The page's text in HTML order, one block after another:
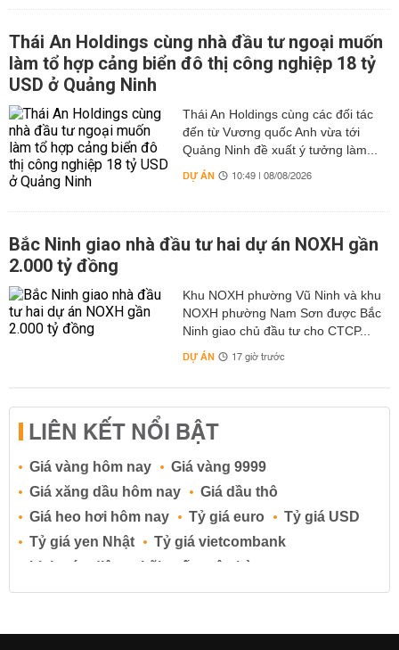
Thái An Holdings cùng nhà đầu tư ngoại muốn
làm tổ hợp cảng biển đô thị công nghiệp 18 tỷ
USD ở Quảng Ninh
Thái An Holdings cùng các đối tác
đến từ Vương quốc Anh vừa tới
Quảng Ninh đề xuất ý tưởng làm...
DỰ ÁN 10:49 | 08/08/2026
Bắc Ninh giao nhà đầu tư hai dự án NOXH gần
2.000 tỷ đồng
Khu NOXH phường Vũ Ninh và khu
NOXH phường Nam Sơn được Bắc
Ninh giao chủ đầu tư cho CTCP...
DỰ ÁN 17 giờ trước
LIÊN KẾT NỔI BẬT
Giá vàng hôm nay
Giá vàng 9999
Giá xăng dầu hôm nay
Giá dầu thô
Giá heo hơi hôm nay
Tỷ giá euro
Tỷ giá USD
Tỷ giá yen Nhật
Tỷ giá vietcombank
Lịch cúp điện
Lãi suất ngân hàng
Lãi suất tiết kiệm
Lãi suất tiền gửi